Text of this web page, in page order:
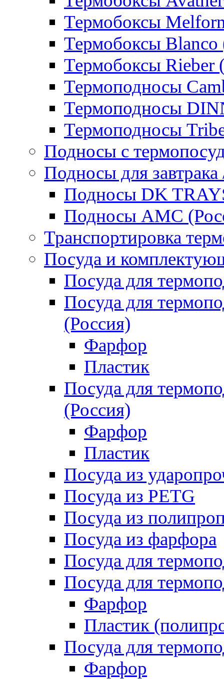
Термобоксы
Термобоксы Blanco
Термобоксы Rieber
Термоподносы
Термоподносы
Термоподносы
Подносы с
Подносы для завтрака
Подносы DK
Подносы AMC
Транспортировка
Посуда и
Посуда для
Посуда для
(Россия)
Фарфор
Пластик
Посуда для
(Россия)
Фарфор
Пластик
Посуда из
Посуда из PETG
Посуда из
Посуда из фарфора
Посуда для
Посуда для
Фарфор
Пластик
Посуда для
Фарфор